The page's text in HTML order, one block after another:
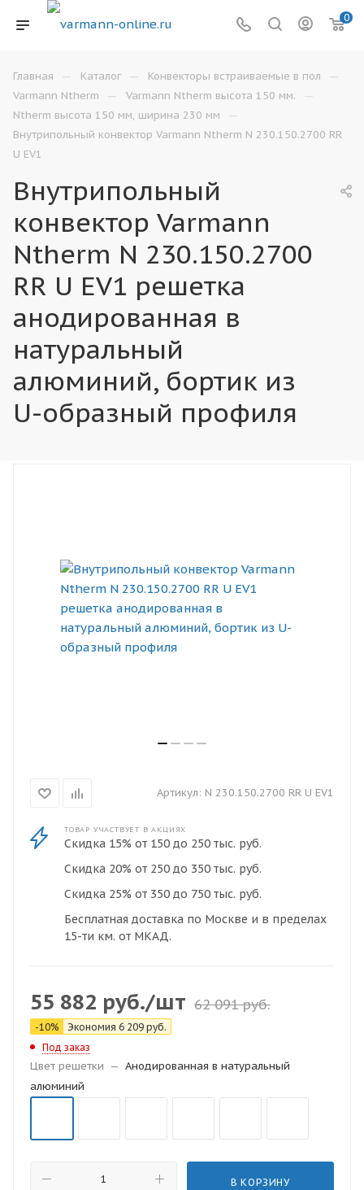
0
Главная — Каталог — Конвекторы встраиваемые в пол —
Varmann Ntherm — Varmann Ntherm высота 150 мм. —
Ntherm высота 150 мм, ширина 230 мм —
Внутрипольный конвектор Varmann Ntherm N 230.150.2700 RR
U EV1
Внутрипольный
конвектор Varmann
Ntherm N 230.150.2700
RR U EV1 решетка
анодированная в
натуральный
алюминий, бортик из
U-образный профиля
Артикул: N 230.150.2700 RR U EV1
ТОВАР УЧАСТВУЕТ В АКЦИЯХ
Скидка 15% от 150 до 250 тыс. руб.
Скидка 20% от 250 до 350 тыс. руб.
Скидка 25% от 350 до 750 тыс. руб.
Бесплатная доставка по Москве и в пределах
15-ти км. от МКАД.
55 882 руб./шт 62 091руб.
-10% Экономия 6 209 руб.
Под заказ
Цвет решетки — Анодированная в натуральный
алюминий
В КОРЗИНУ